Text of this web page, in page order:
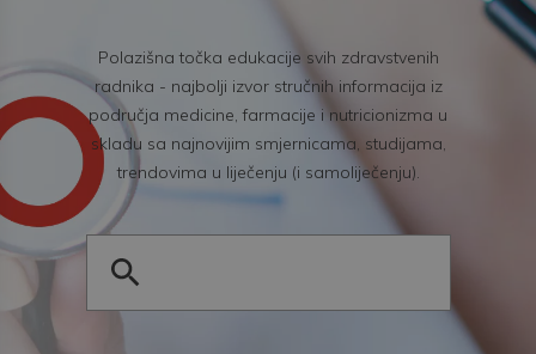
Polazišna točka edukacije svih zdravstvenih
radnika - najbolji izvor stručnih informacija iz
područja medicine, farmacije i nutricionizma u
skladu sa najnovijim smjernicama, studijama,
trendovima u liječenju (i samoliječenju).